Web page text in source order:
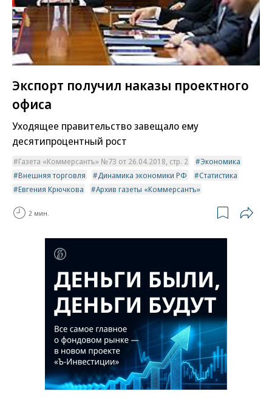
Экспорт получил наказы проектного
офиса
Уходящее правительство завещало ему
десятипроцентный рост
Газета «Коммерсантъ» №73 от 26.04.2018, стр. 2
Экономика
Внешняя торговля
Динамика экономики РФ
Статистика
Евгения Крючкова
Архив газеты «Коммерсантъ»
2 мин.